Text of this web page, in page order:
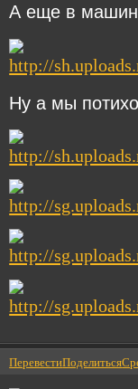
А еще в
Ну а мы
ПеревестиПоделиться